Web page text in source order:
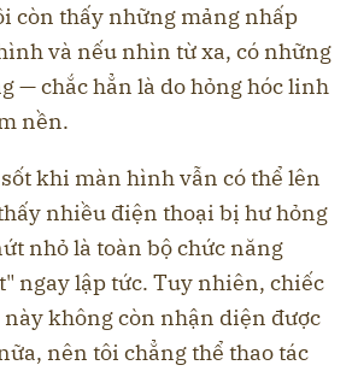
còn thấy những mảng nhấp
và nếu nhìn từ xa, có những
— chắc hẳn là do hỏng hóc linh
nền.
khi màn hình vẫn có thể lên
nhiều điện thoại bị hư hỏng
nhỏ là toàn bộ chức năng
ngay lập tức. Tuy nhiên, chiếc
này không còn nhận diện được
nên tôi chẳng thể thao tác